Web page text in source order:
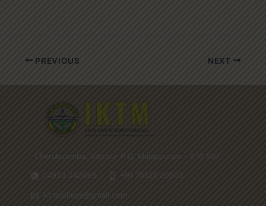
PREVIOUS NEXT
Cherukulamba, Vattalur P.O, Malappuram - 676 507
04933 242088 +91 70123 20503
iktmcollege@gmail.com